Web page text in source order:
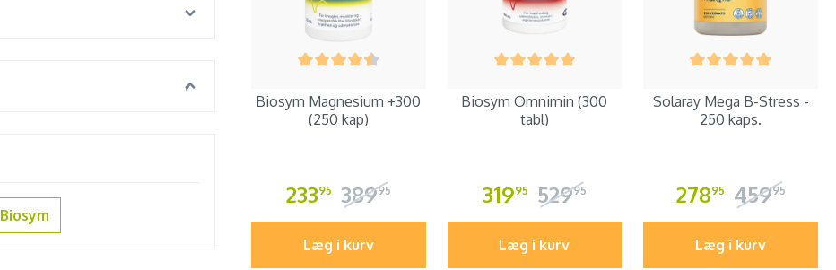
Biosym
Biosym Magnesium +300
(250 kap)
23395 38995
Læg i kurv
Biosym Omnimin (300
tabl)
31995 52995
Læg i kurv
Solaray Mega B-Stress -
250 kaps.
27895 45995
Læg i kurv